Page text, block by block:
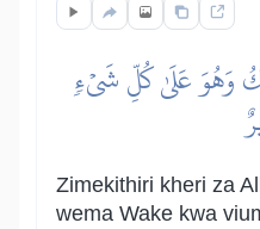
وَهُوَ عَلَىٰ كُلِّ شَيۡءٖ
Zimekithiri kheri za
wema Wake kwa